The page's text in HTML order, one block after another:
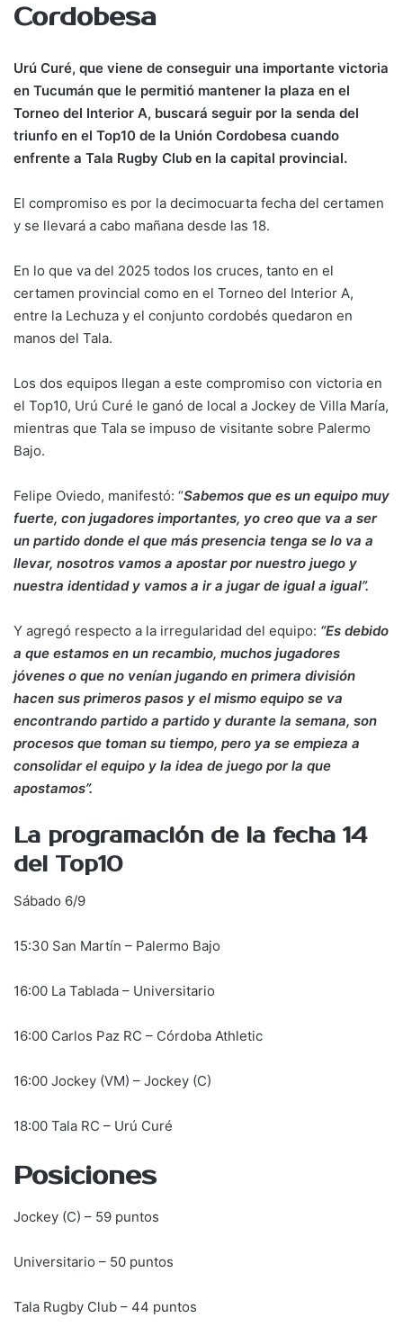
Cordobesa
Urú Curé, que viene de conseguir una importante victoria
en Tucumán que le permitió mantener la plaza en el
Torneo del Interior A, buscará seguir por la senda del
triunfo en el Top10 de la Unión Cordobesa cuando
enfrente a Tala Rugby Club en la capital provincial.
El compromiso es por la decimocuarta fecha del certamen
y se llevará a cabo mañana desde las 18.
En lo que va del 2025 todos los cruces, tanto en el
certamen provincial como en el Torneo del Interior A,
entre la Lechuza y el conjunto cordobés quedaron en
manos del Tala.
Los dos equipos llegan a este compromiso con victoria en
el Top10, Urú Curé le ganó de local a Jockey de Villa María,
mientras que Tala se impuso de visitante sobre Palermo
Bajo.
Felipe Oviedo, manifestó: “Sabemos que es un equipo muy
fuerte, con jugadores importantes, yo creo que va a ser
un partido donde el que más presencia tenga se lo va a
llevar, nosotros vamos a apostar por nuestro juego y
nuestra identidad y vamos a ir a jugar de igual a igual”.
Y agregó respecto a la irregularidad del equipo: “Es debido
a que estamos en un recambio, muchos jugadores
jóvenes o que no venían jugando en primera división
hacen sus primeros pasos y el mismo equipo se va
encontrando partido a partido y durante la semana, son
procesos que toman su tiempo, pero ya se empieza a
consolidar el equipo y la idea de juego por la que
apostamos”.
La programación de la fecha 14
del Top10
Sábado 6/9
15:30 San Martín – Palermo Bajo
16:00 La Tablada – Universitario
16:00 Carlos Paz RC – Córdoba Athletic
16:00 Jockey (VM) – Jockey (C)
18:00 Tala RC – Urú Curé
Posiciones
Jockey (C) – 59 puntos
Universitario – 50 puntos
Tala Rugby Club – 44 puntos